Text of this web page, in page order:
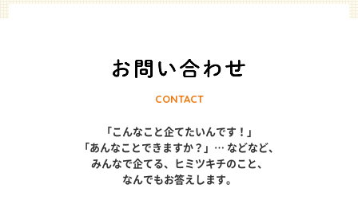
CONTACT
「こんなこと企てたいんです！」
「あんなことできますか？」… などなど、
みんなで企てる、ヒミツキチのこと、
なんでもお答えします。